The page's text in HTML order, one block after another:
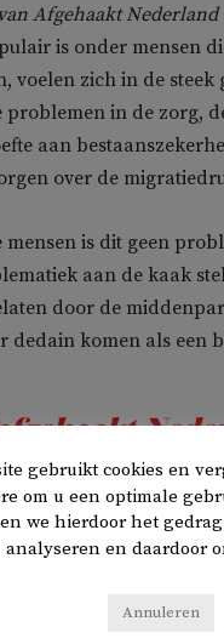
Afgehaakt Nederland
is onder mensen
voelen zich in de
in de zorg,
aan
over de
is dit geen
aan de kaak
door de
dedain komen als een
gestopt met het
daarvan voor wat de
genoemd. Het is
gebruikt cookies en
om u een optimale
we hierdoor het
analyseren en daardoor
Annuleren